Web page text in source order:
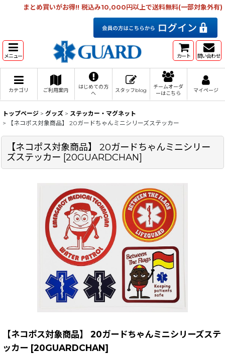
まとめ買いがお得!! 税込み10,000円以上で送料無料(一部対象外有)
メニュー カート 問い合わせ
カテゴリ ご利用案内
はじめての方
へ
スタッフblog
チームオーダ
ーはこちら
マイページ
トップページ > グッズ > ステッカー・マグネット
>
【ネコポス対象商品】 20ガードちゃんミニシリーズステッカー
【ネコポス対象商品】 20ガードちゃんミニシリー
ズステッカー [20GUARDCHAN]
【ネコポス対象商品】 20ガードちゃんミニシリーズステ
ッカー [20GUARDCHAN]